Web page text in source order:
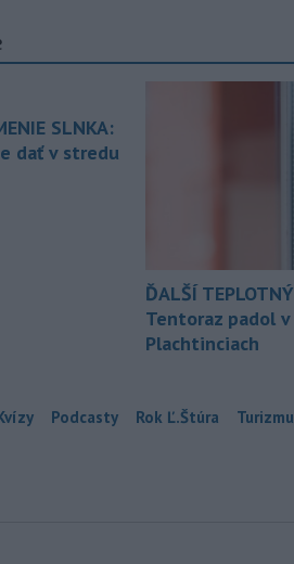
SLNKA:
dať v stredu
ĎALŠÍ
Tentoraz padol
Plachtinciach
Podcasty Rok Ľ.Štúra